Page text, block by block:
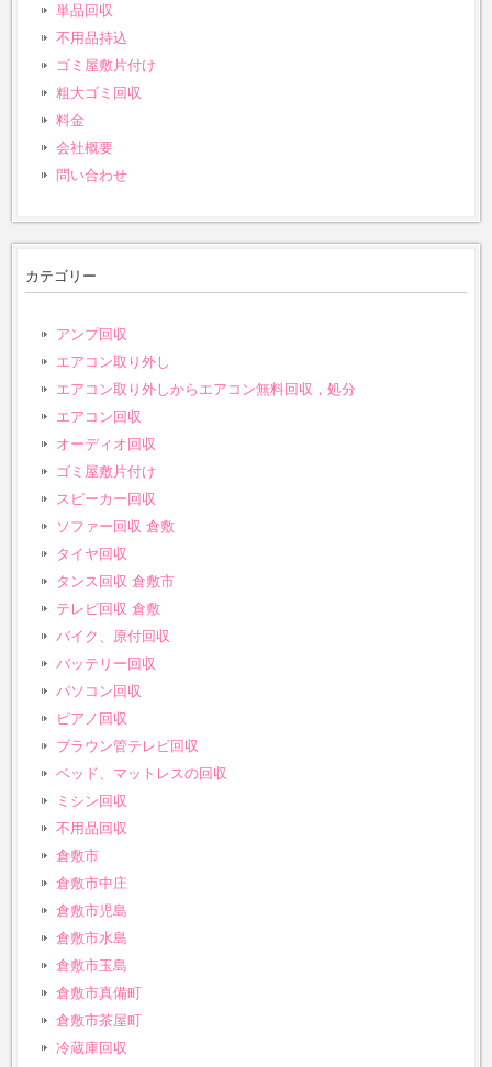
単品回収
不用品持込
ゴミ屋敷片付け
粗大ゴミ回収
料金
会社概要
問い合わせ
カテゴリー
アンプ回収
エアコン取り外し
エアコン取り外しからエアコン無料回収，処分
エアコン回収
オーディオ回収
ゴミ屋敷片付け
スピーカー回収
ソファー回収 倉敷
タイヤ回収
タンス回収 倉敷市
テレビ回収 倉敷
バイク、原付回収
バッテリー回収
パソコン回収
ピアノ回収
ブラウン管テレビ回収
ベッド、マットレスの回収
ミシン回収
不用品回収
倉敷市
倉敷市中庄
倉敷市児島
倉敷市水島
倉敷市玉島
倉敷市真備町
倉敷市茶屋町
冷蔵庫回収